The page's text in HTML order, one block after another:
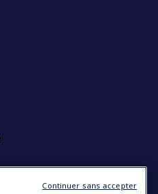
Continuer sans accepter